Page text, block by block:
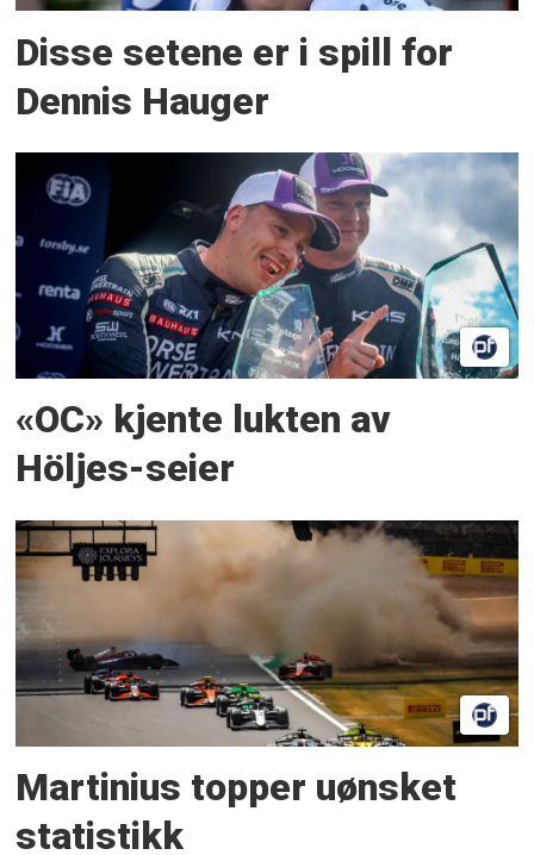
Disse setene er i spill for
Dennis Hauger
«OC» kjente lukten av
Höljes-seier
Martinius topper uønsket
statistikk